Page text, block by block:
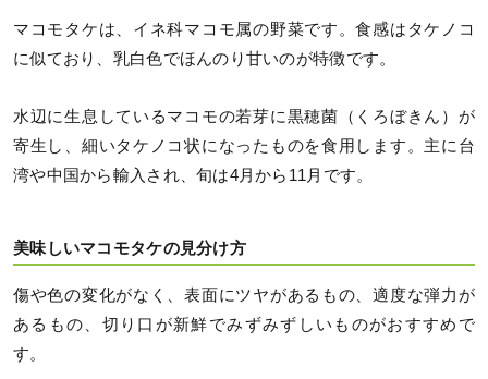
マコモタケは、イネ科マコモ属の野菜です。食感はタケノコ
に似ており、乳白色でほんのり甘いのが特徴です。
水辺に生息しているマコモの若芽に黒穂菌（くろぼきん）が
寄生し、細いタケノコ状になったものを食用します。主に台
湾や中国から輸入され、旬は4月から11月です。
美味しいマコモタケの見分け方
傷や色の変化がなく、表面にツヤがあるもの、適度な弾力が
あるもの、切り口が新鮮でみずみずしいものがおすすめで
す。